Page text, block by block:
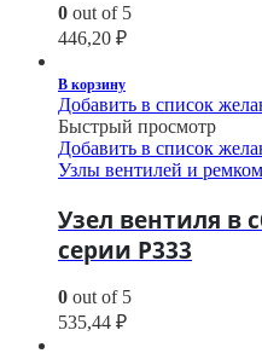
0 out of 5
446,20 ₽
В корзину
Добавить в список
Быстрый просмотр
Добавить в список
Узлы вентилей и
Узел вентиля в
серии Р333
0 out of 5
535,44 ₽